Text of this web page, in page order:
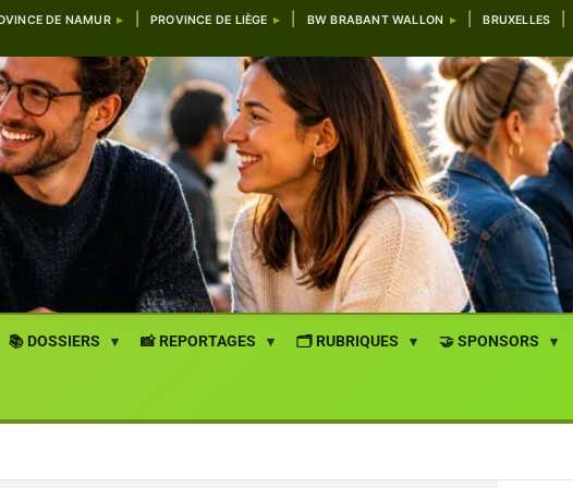
DE NAMUR PROVINCE DE LIÈGE BW BRABANT WALLON BRUXELLES
📚 DOSSIERS 📸 REPORTAGES 🗂️ RUBRIQUES 🤝 SPONSORS